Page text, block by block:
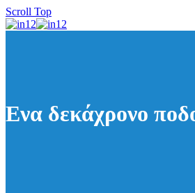
Scroll Top
Ενα δεκάχρονο